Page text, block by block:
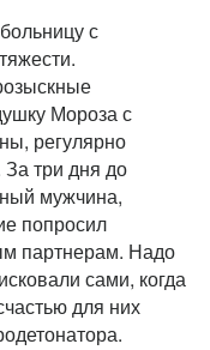
с
Мороза с
регулярно
три дня до
мужчина,
попросил
партнерам. Надо
сами, когда
для них